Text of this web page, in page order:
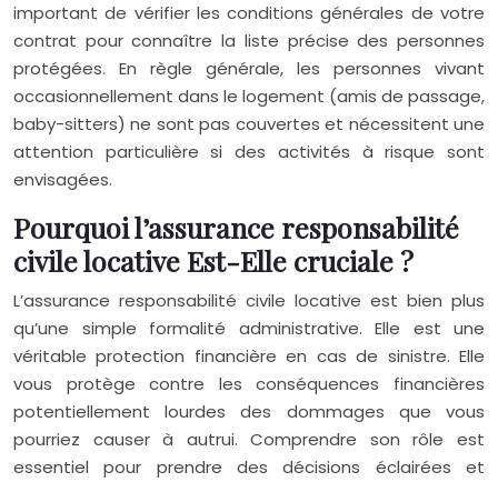
important de vérifier les conditions générales de votre
contrat pour connaître la liste précise des personnes
protégées. En règle générale, les personnes vivant
occasionnellement dans le logement (amis de passage,
baby-sitters) ne sont pas couvertes et nécessitent une
attention particulière si des activités à risque sont
envisagées.
Pourquoi l’assurance responsabilité
civile locative Est-Elle cruciale ?
L’assurance responsabilité civile locative est bien plus
qu’une simple formalité administrative. Elle est une
véritable protection financière en cas de sinistre. Elle
vous protège contre les conséquences financières
potentiellement lourdes des dommages que vous
pourriez causer à autrui. Comprendre son rôle est
essentiel pour prendre des décisions éclairées et